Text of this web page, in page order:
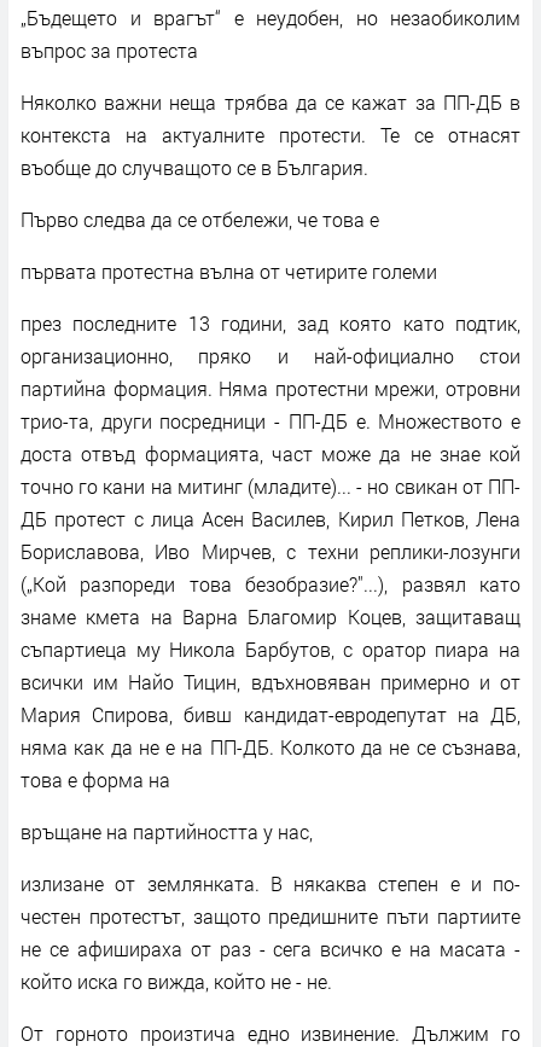
„Бъдещето и врагът“ е неудобен, но незаобиколим
въпрос за протеста
Няколко важни неща трябва да се кажат за ПП-ДБ в
контекста на актуалните протести. Те се отнасят
въобще до случващото се в България.
Първо следва да се отбележи, че това е
първата протестна вълна от четирите големи
през последните 13 години, зад която като подтик,
организационно, пряко и най-официално стои
партийна формация. Няма протестни мрежи, отровни
трио-та, други посредници - ПП-ДБ е. Множеството е
доста отвъд формацията, част може да не знае кой
точно го кани на митинг (младите)... - но свикан от ПП-
ДБ протест с лица Асен Василев, Кирил Петков, Лена
Бориславова, Иво Мирчев, с техни реплики-лозунги
(„Кой разпореди това безобразие?"...), развял като
знаме кмета на Варна Благомир Коцев, защитаващ
съпартиеца му Никола Барбутов, с оратор пиара на
всички им Найо Тицин, вдъхновяван примерно и от
Мария Спирова, бивш кандидат-евродепутат на ДБ,
няма как да не е на ПП-ДБ. Колкото да не се съзнава,
това е форма на
връщане на партийността у нас,
излизане от землянката. В някаква степен е и по-
честен протестът, защото предишните пъти партиите
не се афишираха от раз - сега всичко е на масата -
който иска го вижда, който не - не.
От горното произтича едно извинение. Дължим го